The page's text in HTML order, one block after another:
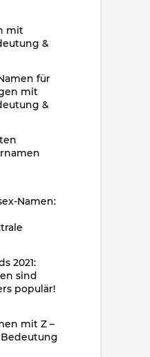
mit
&
für
mit
&
Namen:
2021:
sind
populär!
mit Z –